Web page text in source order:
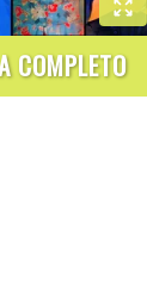
COMPLETO